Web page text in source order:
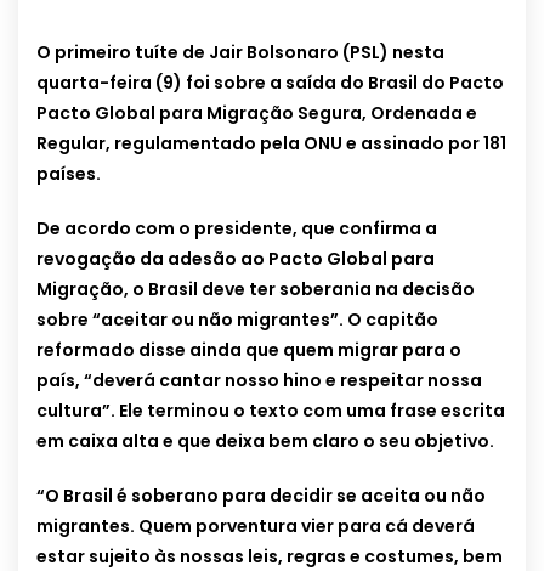
O primeiro tuíte de Jair Bolsonaro (PSL) nesta
quarta-feira (9) foi sobre a saída do Brasil do Pacto
Pacto Global para Migração Segura, Ordenada e
Regular, regulamentado pela ONU e assinado por 181
países.
De acordo com o presidente, que confirma a
revogação da adesão ao Pacto Global para
Migração, o Brasil deve ter soberania na decisão
sobre “aceitar ou não migrantes”. O capitão
reformado disse ainda que quem migrar para o
país, “deverá cantar nosso hino e respeitar nossa
cultura”. Ele terminou o texto com uma frase escrita
em caixa alta e que deixa bem claro o seu objetivo.
“O Brasil é soberano para decidir se aceita ou não
migrantes. Quem porventura vier para cá deverá
estar sujeito às nossas leis, regras e costumes, bem